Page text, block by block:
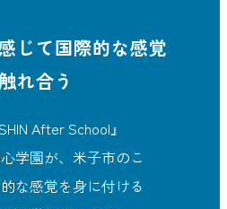
じて国際的な感覚
れ合う
After School』
学園が、米子市のこ
な感覚を身に付ける